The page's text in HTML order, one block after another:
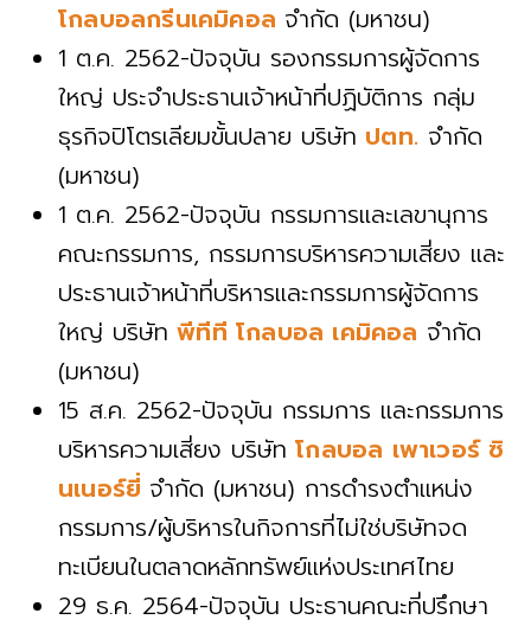
โกลบอลกรีนเคมิคอล จำกัด (มหาชน)
1 ต.ค. 2562-ปัจจุบัน รองกรรมการผู้จัดการ
ใหญ่ ประจำประธานเจ้าหน้าที่ปฏิบัติการ กลุ่ม
ธุรกิจปิโตรเลียมขั้นปลาย บริษัท ปตท. จำกัด
(มหาชน)
1 ต.ค. 2562-ปัจจุบัน กรรมการและเลขานุการ
คณะกรรมการ, กรรมการบริหารความเสี่ยง และ
ประธานเจ้าหน้าที่บริหารและกรรมการผู้จัดการ
ใหญ่ บริษัท พีทีที โกลบอล เคมิคอล จำกัด
(มหาชน)
15 ส.ค. 2562-ปัจจุบัน กรรมการ และกรรมการ
บริหารความเสี่ยง บริษัท โกลบอล เพาเวอร์ ซิ
นเนอร์ยี่ จำกัด (มหาชน) การดำรงตำแหน่ง
กรรมการ/ผู้บริหารในกิจการที่ไม่ใช่บริษัทจด
ทะเบียนในตลาดหลักทรัพย์แห่งประเทศไทย
29 ธ.ค. 2564-ปัจจุบัน ประธานคณะที่ปรึกษา